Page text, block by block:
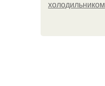
холодильником